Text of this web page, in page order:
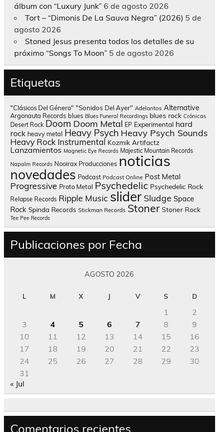
álbum con “Luxury Junk” 6 de agosto 2026
Tort – “Dimonis De La Sauva Negra” (2026) 5 de
agosto 2026
Stoned Jesus presenta todos los detalles de su
próximo “Songs To Moon” 5 de agosto 2026
Etiquetas
"Clásicos Del Género" "Sonidos Del Ayer" Adelantos Alternative
Argonauta Records blues Blues Funeral Recordings blues rock Crónicas
Desert Rock Doom Doom Metal EP Experimental hard
rock heavy metal Heavy Psych Heavy Psych Sounds
Heavy Rock Instrumental Kozmik Artifactz
Lanzamientos Magnetic Eye Records Majestic Mountain Records
Napalm Records Nooirax Producciones noticias
novedades Podcast Podcast Online Post Metal
Progressive Proto Metal Psychedelic Psychedelic Rock
Relapse Records Ripple Music slider Sludge Space
Rock Spinda Records Stickman Records Stoner Stoner Rock
Tee Pee Records
Publicaciones por Fecha
AGOSTO 2026
L M X J V S D
1
2
3
4 5 6 7 8
9
10
11 12 13 14 15
16
17
18 19 20 21 22
23
24
25 26 27 28 29
30
31
« Jul
Comentarios recientes